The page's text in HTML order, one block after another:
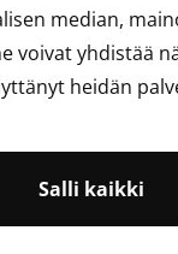
median,
voivat yhdistää
heidän
Salli kaikki